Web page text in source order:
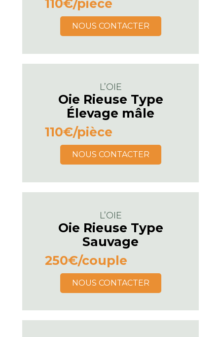
110€/pièce
NOUS CONTACTER
L’OIE
Oie Rieuse Type
Élevage mâle
110€/pièce
NOUS CONTACTER
L’OIE
Oie Rieuse Type
Sauvage
250€/couple
NOUS CONTACTER